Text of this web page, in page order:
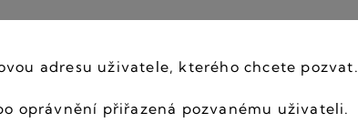
adresu uživatele, kterého chcete pozvat.
oprávnění přiřazená pozvanému uživateli.